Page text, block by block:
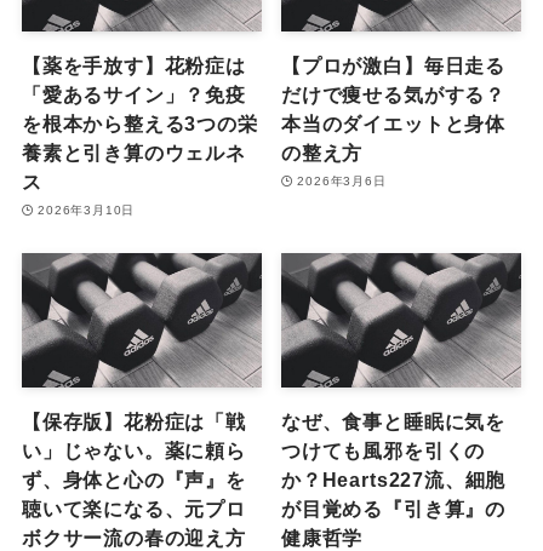
【薬を手放す】花粉症は
「愛あるサイン」？免疫
を根本から整える3つの栄
養素と引き算のウェルネ
ス
2026年3月10日
【プロが激白】毎日走る
だけで痩せる気がする？
本当のダイエットと身体
の整え方
2026年3月6日
【保存版】花粉症は「戦
い」じゃない。薬に頼ら
ず、身体と心の『声』を
聴いて楽になる、元プロ
ボクサー流の春の迎え方
なぜ、食事と睡眠に気を
つけても風邪を引くの
か？Hearts227流、細胞
が目覚める『引き算』の
健康哲学